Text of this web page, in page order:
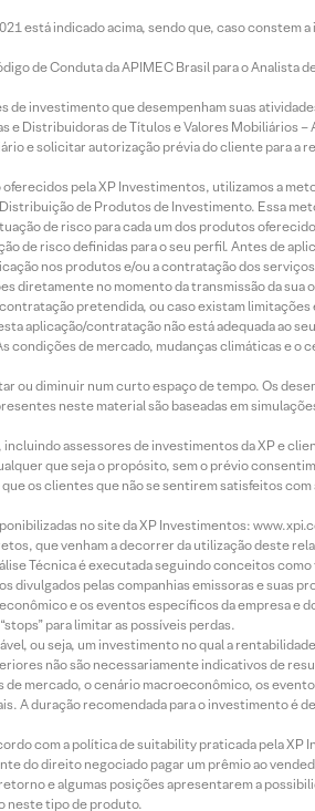
está indicado acima, sendo que, caso constem
de Conduta da APIMEC Brasil para o Analista
investimento que desempenham suas
Distribuidoras de Títulos e Valores Mobiliários –
e solicitar autorização prévia do cliente para a
pela XP Investimentos, utilizamos a
de Produtos de Investimento. Essa
de risco para cada um dos produtos
de risco definidas para o seu perfil. Antes de
nos produtos e/ou a contratação dos
no momento da transmissão da sua
pretendida, ou caso existam
aplicação/contratação não está adequada ao
de mercado, mudanças climáticas e o
ou diminuir num curto espaço de tempo. Os
neste material são baseadas em
assessores de investimentos da XP e
que seja o propósito, sem o prévio
os clientes que não se sentirem satisfeitos com
no site da XP Investimentos:
que venham a decorrer da utilização deste
Técnica é executada seguindo conceitos
pelas companhias emissoras e suas
e os eventos específicos da empresa e
para limitar as possíveis perdas.
ou seja, um investimento no qual a
não são necessariamente indicativos de
mercado, o cenário macroeconômico, os
duração recomendada para o investimento é
com a política de suitability praticada pela XP
do direito negociado pagar um prêmio ao
e algumas posições apresentarem a
neste tipo de produto.